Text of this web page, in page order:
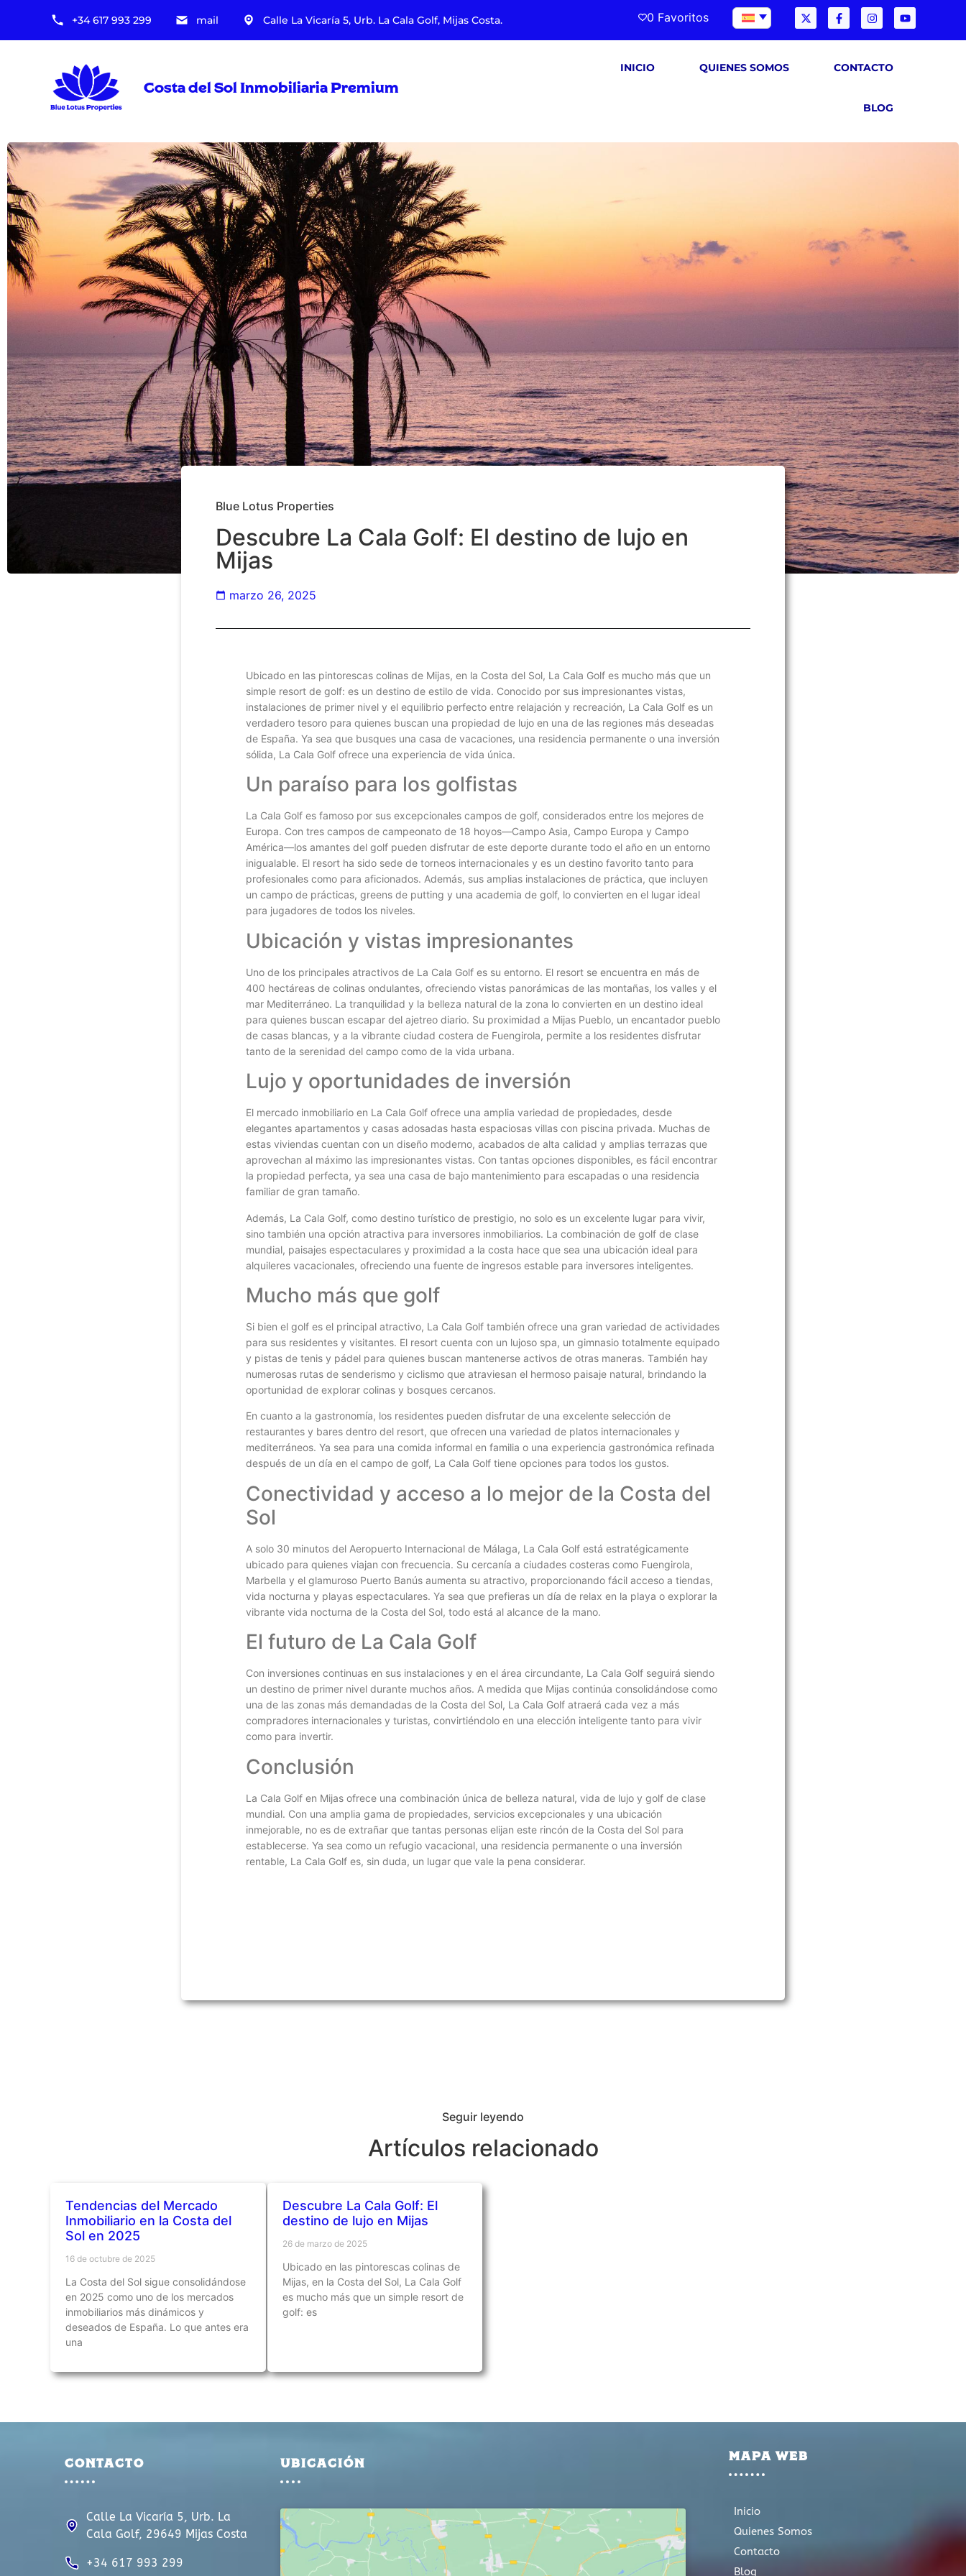
+34 617 993 299 mail Calle La Vicaría 5, Urb. La Cala Golf, Mijas Costa. 0 Favoritos
Costa del Sol Inmobiliaria Premium
INICIO QUIENES SOMOS CONTACTO
BLOG
Blue Lotus Properties
Descubre La Cala Golf: El destino de lujo en
Mijas
marzo 26, 2025
Ubicado en las pintorescas colinas de Mijas, en la Costa del Sol, La Cala Golf es mucho más que un
simple resort de golf: es un destino de estilo de vida. Conocido por sus impresionantes vistas,
instalaciones de primer nivel y el equilibrio perfecto entre relajación y recreación, La Cala Golf es un
verdadero tesoro para quienes buscan una propiedad de lujo en una de las regiones más deseadas
de España. Ya sea que busques una casa de vacaciones, una residencia permanente o una inversión
sólida, La Cala Golf ofrece una experiencia de vida única.
Un paraíso para los golfistas
La Cala Golf es famoso por sus excepcionales campos de golf, considerados entre los mejores de
Europa. Con tres campos de campeonato de 18 hoyos—Campo Asia, Campo Europa y Campo
América—los amantes del golf pueden disfrutar de este deporte durante todo el año en un entorno
inigualable. El resort ha sido sede de torneos internacionales y es un destino favorito tanto para
profesionales como para aficionados. Además, sus amplias instalaciones de práctica, que incluyen
un campo de prácticas, greens de putting y una academia de golf, lo convierten en el lugar ideal
para jugadores de todos los niveles.
Ubicación y vistas impresionantes
Uno de los principales atractivos de La Cala Golf es su entorno. El resort se encuentra en más de
400 hectáreas de colinas ondulantes, ofreciendo vistas panorámicas de las montañas, los valles y el
mar Mediterráneo. La tranquilidad y la belleza natural de la zona lo convierten en un destino ideal
para quienes buscan escapar del ajetreo diario. Su proximidad a Mijas Pueblo, un encantador pueblo
de casas blancas, y a la vibrante ciudad costera de Fuengirola, permite a los residentes disfrutar
tanto de la serenidad del campo como de la vida urbana.
Lujo y oportunidades de inversión
El mercado inmobiliario en La Cala Golf ofrece una amplia variedad de propiedades, desde
elegantes apartamentos y casas adosadas hasta espaciosas villas con piscina privada. Muchas de
estas viviendas cuentan con un diseño moderno, acabados de alta calidad y amplias terrazas que
aprovechan al máximo las impresionantes vistas. Con tantas opciones disponibles, es fácil encontrar
la propiedad perfecta, ya sea una casa de bajo mantenimiento para escapadas o una residencia
familiar de gran tamaño.
Además, La Cala Golf, como destino turístico de prestigio, no solo es un excelente lugar para vivir,
sino también una opción atractiva para inversores inmobiliarios. La combinación de golf de clase
mundial, paisajes espectaculares y proximidad a la costa hace que sea una ubicación ideal para
alquileres vacacionales, ofreciendo una fuente de ingresos estable para inversores inteligentes.
Mucho más que golf
Si bien el golf es el principal atractivo, La Cala Golf también ofrece una gran variedad de actividades
para sus residentes y visitantes. El resort cuenta con un lujoso spa, un gimnasio totalmente equipado
y pistas de tenis y pádel para quienes buscan mantenerse activos de otras maneras. También hay
numerosas rutas de senderismo y ciclismo que atraviesan el hermoso paisaje natural, brindando la
oportunidad de explorar colinas y bosques cercanos.
En cuanto a la gastronomía, los residentes pueden disfrutar de una excelente selección de
restaurantes y bares dentro del resort, que ofrecen una variedad de platos internacionales y
mediterráneos. Ya sea para una comida informal en familia o una experiencia gastronómica refinada
después de un día en el campo de golf, La Cala Golf tiene opciones para todos los gustos.
Conectividad y acceso a lo mejor de la Costa del
Sol
A solo 30 minutos del Aeropuerto Internacional de Málaga, La Cala Golf está estratégicamente
ubicado para quienes viajan con frecuencia. Su cercanía a ciudades costeras como Fuengirola,
Marbella y el glamuroso Puerto Banús aumenta su atractivo, proporcionando fácil acceso a tiendas,
vida nocturna y playas espectaculares. Ya sea que prefieras un día de relax en la playa o explorar la
vibrante vida nocturna de la Costa del Sol, todo está al alcance de la mano.
El futuro de La Cala Golf
Con inversiones continuas en sus instalaciones y en el área circundante, La Cala Golf seguirá siendo
un destino de primer nivel durante muchos años. A medida que Mijas continúa consolidándose como
una de las zonas más demandadas de la Costa del Sol, La Cala Golf atraerá cada vez a más
compradores internacionales y turistas, convirtiéndolo en una elección inteligente tanto para vivir
como para invertir.
Conclusión
La Cala Golf en Mijas ofrece una combinación única de belleza natural, vida de lujo y golf de clase
mundial. Con una amplia gama de propiedades, servicios excepcionales y una ubicación
inmejorable, no es de extrañar que tantas personas elijan este rincón de la Costa del Sol para
establecerse. Ya sea como un refugio vacacional, una residencia permanente o una inversión
rentable, La Cala Golf es, sin duda, un lugar que vale la pena considerar.
Seguir leyendo
Artículos relacionado
Tendencias del Mercado
Inmobiliario en la Costa del
Sol en 2025
16 de octubre de 2025
La Costa del Sol sigue consolidándose
en 2025 como uno de los mercados
inmobiliarios más dinámicos y
deseados de España. Lo que antes era
una
Descubre La Cala Golf: El
destino de lujo en Mijas
26 de marzo de 2025
Ubicado en las pintorescas colinas de
Mijas, en la Costa del Sol, La Cala Golf
es mucho más que un simple resort de
golf: es
CONTACTO
Calle La Vicaría 5, Urb. La
Cala Golf, 29649 Mijas Costa
+34 617 993 299
UBICACIÓN
MAPA WEB
Inicio
Quienes Somos
Contacto
Blog